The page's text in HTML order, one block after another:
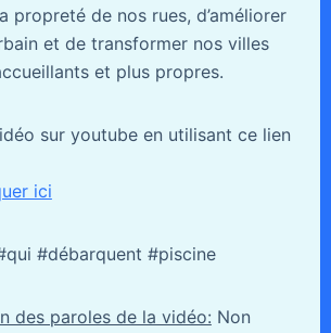
propreté de nos rues, d’améliorer
et de transformer nos villes
et plus propres.
sur youtube en utilisant ce lien
ici
#débarquent #piscine
des paroles de la vidéo: Non